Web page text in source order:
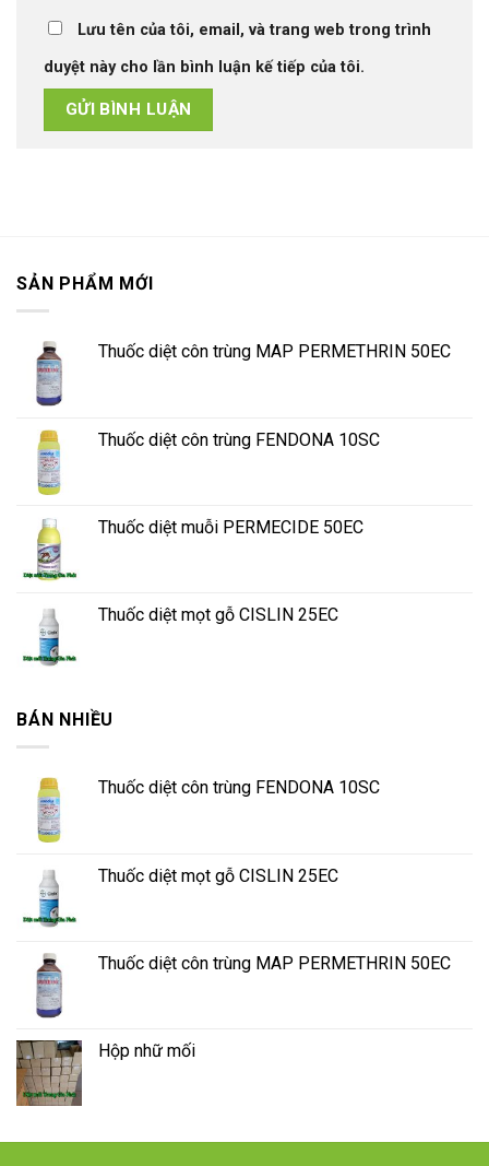
Lưu tên của tôi, email, và trang web trong trình
duyệt này cho lần bình luận kế tiếp của tôi.
SẢN PHẨM MỚI
Thuốc diệt côn trùng MAP PERMETHRIN 50EC
Thuốc diệt côn trùng FENDONA 10SC
Thuốc diệt muỗi PERMECIDE 50EC
Thuốc diệt mọt gỗ CISLIN 25EC
BÁN NHIỀU
Thuốc diệt côn trùng FENDONA 10SC
Thuốc diệt mọt gỗ CISLIN 25EC
Thuốc diệt côn trùng MAP PERMETHRIN 50EC
Hộp nhữ mối